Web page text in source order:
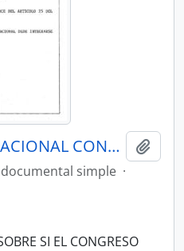
ACTAS ASAMBLEA NACIONAL CONSTITUYENTE 1997-1998
simple ·
SI EL CONGRESO